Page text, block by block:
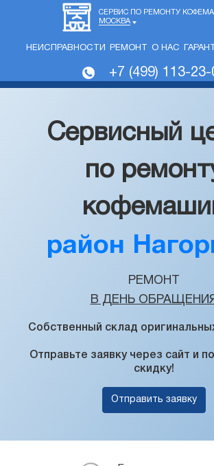
СЕРВИС ПО РЕМОНТУ
МОСКВА
НЕИСПРАВНОСТИ РЕМОНТ О НАС
+7 (499) 113-23-
Сервисный
по
район
РЕМОНТ
В ДЕНЬ
Собственный склад
Отправьте заявку через сайт и
скидку!
Отправить заявку